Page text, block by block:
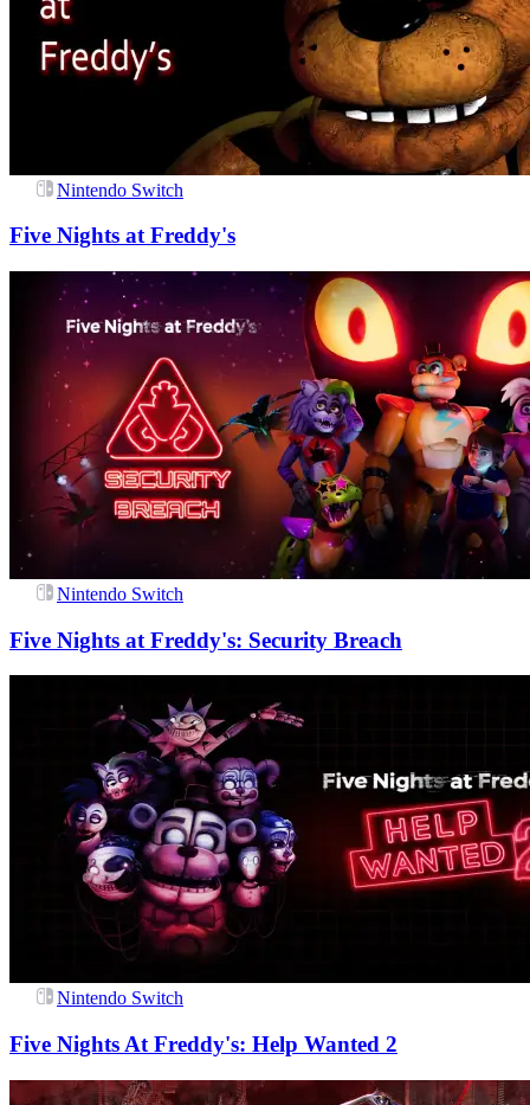
Nintendo Switch
Five Nights at Freddy's
Nintendo Switch
Five Nights at Freddy's: Security Breach
Nintendo Switch
Five Nights At Freddy's: Help Wanted 2